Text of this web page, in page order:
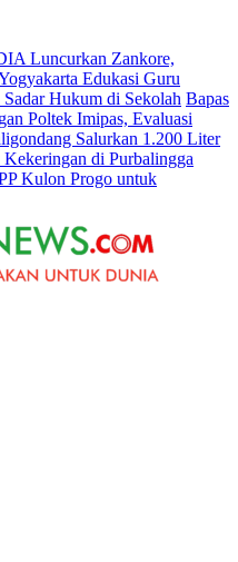
Luncurkan Zankore,
Edukasi Guru
Hukum di Sekolah Bapas
Poltek Imipas, Evaluasi
Salurkan 1.200 Liter
di Purbalingga
Kulon Progo untuk